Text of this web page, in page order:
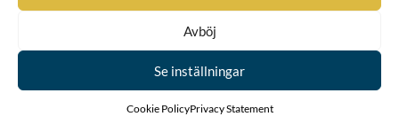
Avböj
Se inställningar
Cookie PolicyPrivacy Statement
985
Ehrenfels
von Ehrenheim